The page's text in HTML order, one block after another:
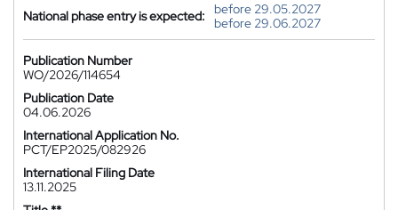
National phase entry is expected:
before 29.05.2027
before 29.06.2027
Publication Number
WO/2026/114654
Publication Date
04.06.2026
International Application No.
PCT/EP2025/082926
International Filing Date
13.11.2025